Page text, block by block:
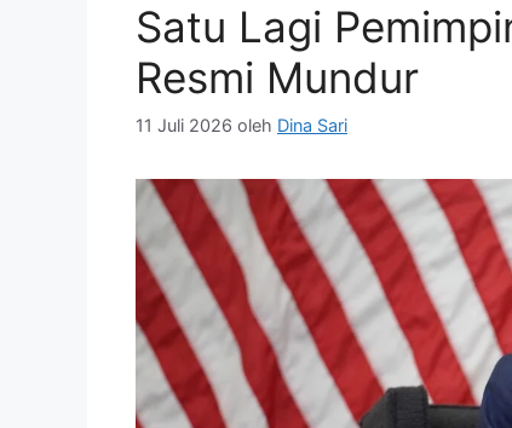
Satu Lagi
Resmi Mundur
11 Juli 2026 oleh Dina Sari